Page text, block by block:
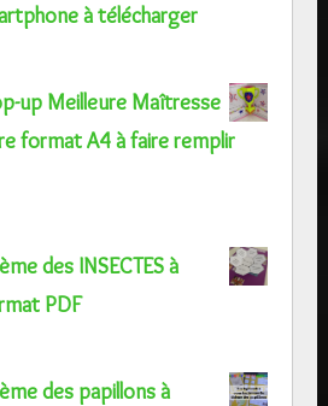
à télécharger
up Meilleure Maîtresse
format A4 à faire remplir
des INSECTES à
PDF
des papillons à